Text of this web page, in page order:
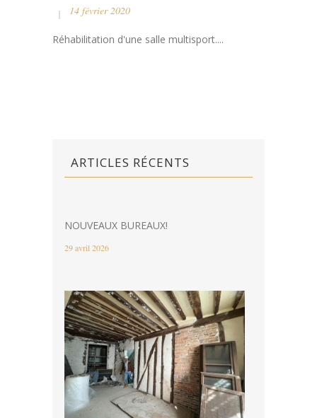
14 février 2020
Réhabilitation d'une salle multisport....
ARTICLES RÉCENTS
NOUVEAUX BUREAUX!
29 avril 2026